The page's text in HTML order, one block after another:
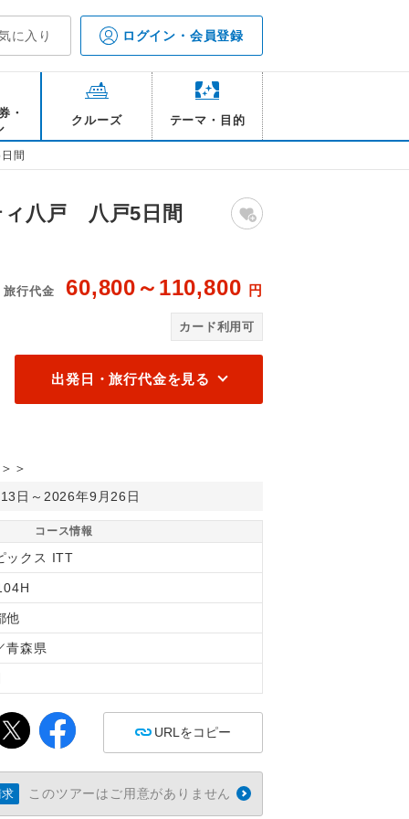
に入り ログイン・会員登録
・
クルーズ テーマ・目的
間
八戸 八戸5日間
旅行代金 60,800～110,800 円
カード利用可
出発日・旅行代金を見る
＞
日～2026年9月26日
コース情報
ックス ITT
他
青森県
URLをコピー
このツアーはご用意がありません